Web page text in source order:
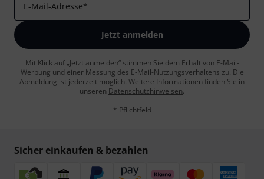
E-Mail-Adresse*
Jetzt anmelden
Mit Klick auf „Jetzt anmelden“ stimmen Sie dem Erhalt von E-Mail-
Werbung und einer Messung des E-Mail-Nutzungsverhaltens zu. Die
Abmeldung ist jederzeit möglich. Weitere Informationen finden Sie in
unseren Datenschutzhinweisen.
* Pflichtfeld
Sicher einkaufen & bezahlen